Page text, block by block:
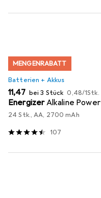
MENGENRABATT
Batterien + Akkus
EUR
11,47 bei 3 Stück EUR
0,48/1Stk.
EnergizerAlkaline Power
24 Stk., AA, 2700 mAh
107